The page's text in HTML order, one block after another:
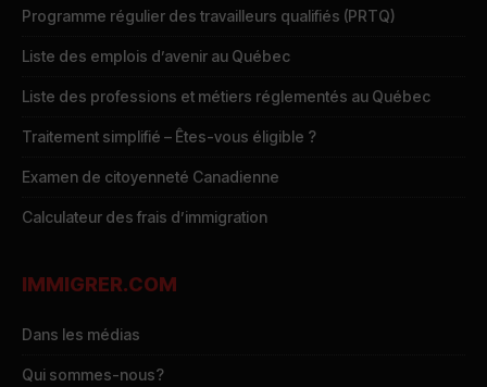
Programme régulier des travailleurs qualifiés (PRTQ)
Liste des emplois d’avenir au Québec
Liste des professions et métiers réglementés au Québec
Traitement simplifié – Êtes-vous éligible ?
Examen de citoyenneté Canadienne
Calculateur des frais d’immigration
IMMIGRER.COM
Dans les médias
Qui sommes-nous?